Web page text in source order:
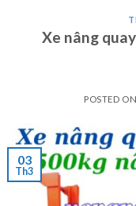
Xe nâng
POSTED ON
03
Th3